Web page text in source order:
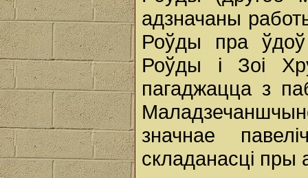
адзначаны
Роўды пра ўдоў
Роўды і Зоі
пагаджацца з
значнае
складанасці пры